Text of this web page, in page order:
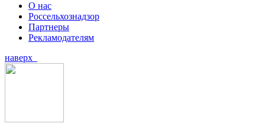
О нас
Россельхознадзор
Партнеры
Рекламодателям
наверх